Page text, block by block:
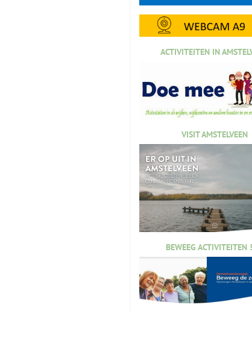
ACTIVITEITEN IN
VISIT AMSTELVEEN
BEWEEG ACTIVITEITEN